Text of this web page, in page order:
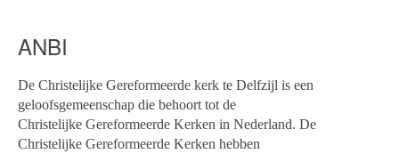
ANBI
De Christelijke Gereformeerde kerk te Delfzijl is een
geloofsgemeenschap die behoort tot de
Christelijke Gereformeerde Kerken in Nederland. De
Christelijke Gereformeerde Kerken hebben